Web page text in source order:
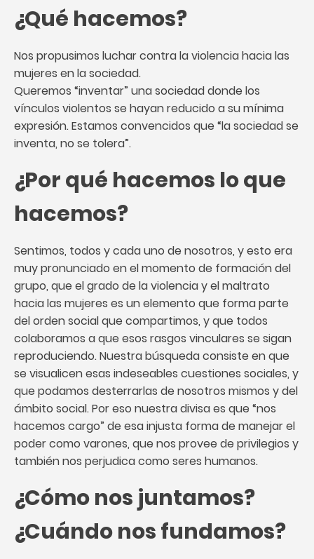
¿Qué hacemos?
Nos propusimos luchar contra la violencia hacia las
mujeres en la sociedad.
Queremos “inventar” una sociedad donde los
vínculos violentos se hayan reducido a su mínima
expresión. Estamos convencidos que “la sociedad se
inventa, no se tolera”.
¿Por qué hacemos lo que
hacemos?
Sentimos, todos y cada uno de nosotros, y esto era
muy pronunciado en el momento de formación del
grupo, que el grado de la violencia y el maltrato
hacia las mujeres es un elemento que forma parte
del orden social que compartimos, y que todos
colaboramos a que esos rasgos vinculares se sigan
reproduciendo. Nuestra búsqueda consiste en que
se visualicen esas indeseables cuestiones sociales, y
que podamos desterrarlas de nosotros mismos y del
ámbito social. Por eso nuestra divisa es que “nos
hacemos cargo” de esa injusta forma de manejar el
poder como varones, que nos provee de privilegios y
también nos perjudica como seres humanos.
¿Cómo nos juntamos?
¿Cuándo nos fundamos?